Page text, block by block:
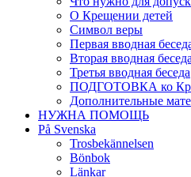
О Крещении детей
Символ веры
Первая вводная
Вторая вводная беседа
Третья вводная беседа
ПОДГОТОВКА ко
Дополнительные
НУЖНА ПОМОЩЬ
På Svenska
Trosbekännelsen
Bönbok
Länkar